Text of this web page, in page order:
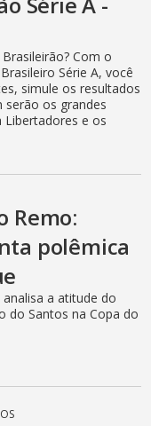
Com o
Série A, você
simule os resultados
serão os grandes
Libertadores e os
Remo:
polêmica
a atitude do
do Santos na Copa do